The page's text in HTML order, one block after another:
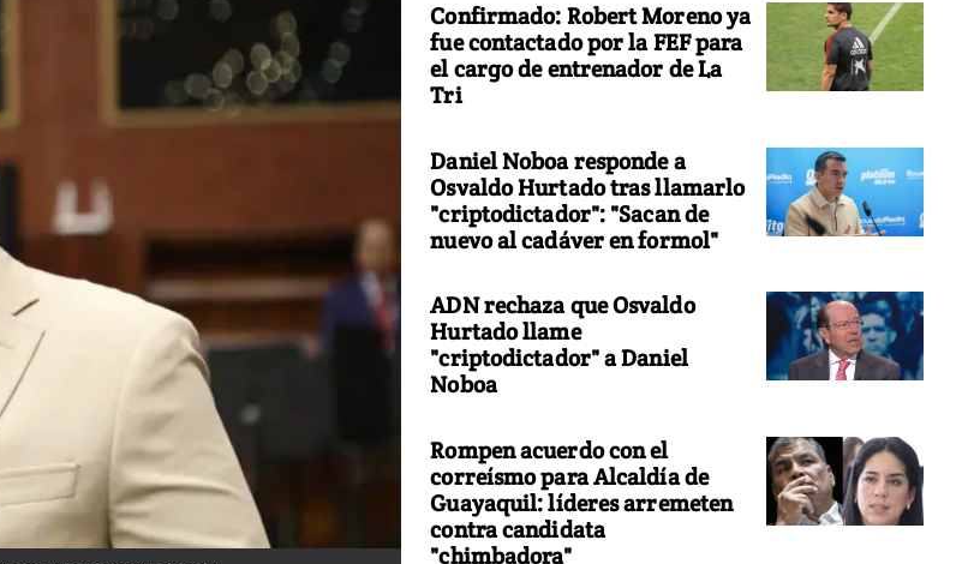
Confirmado: Robert Moreno ya
fue contactado por la FEF para
el cargo de entrenador de La
Tri
Daniel Noboa responde a
Osvaldo Hurtado tras llamarlo
"criptodictador": "Sacan de
nuevo al cadáver en formol"
ADN rechaza que Osvaldo
Hurtado llame
"criptodictador" a Daniel
Noboa
Rompen acuerdo con el
correísmo para Alcaldía de
Guayaquil: líderes arremeten
contra candidata
"chimbadora"